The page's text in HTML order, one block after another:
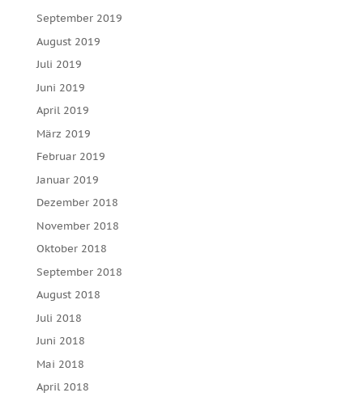
September 2019
August 2019
Juli 2019
Juni 2019
April 2019
März 2019
Februar 2019
Januar 2019
Dezember 2018
November 2018
Oktober 2018
September 2018
August 2018
Juli 2018
Juni 2018
Mai 2018
April 2018